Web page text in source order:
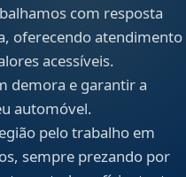
com resposta
oferecendo atendimento
acessíveis.
demora e garantir a
automóvel.
pelo trabalho em
sempre prezando por